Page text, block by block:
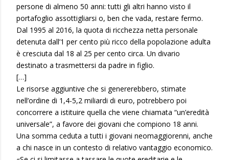
persone di almeno 50 anni: tutti gli altri hanno visto il
portafoglio assottigliarsi o, ben che vada, restare fermo.
Dal 1995 al 2016, la quota di ricchezza netta personale
detenuta dall’1 per cento più ricco della popolazione adulta
è cresciuta dal 18 al 25 per cento circa. Un divario
destinato a trasmettersi da padre in figlio.
[…]
Le risorse aggiuntive che si genererebbero, stimate
nell’ordine di 1,4-5,2 miliardi di euro, potrebbero poi
concorrere a istituire quella che viene chiamata “un’eredità
universale”, a favore dei giovani che compiono 18 anni.
Una somma ceduta a tutti i giovani neomaggiorenni, anche
a chi nasce in un contesto di relativo vantaggio economico.